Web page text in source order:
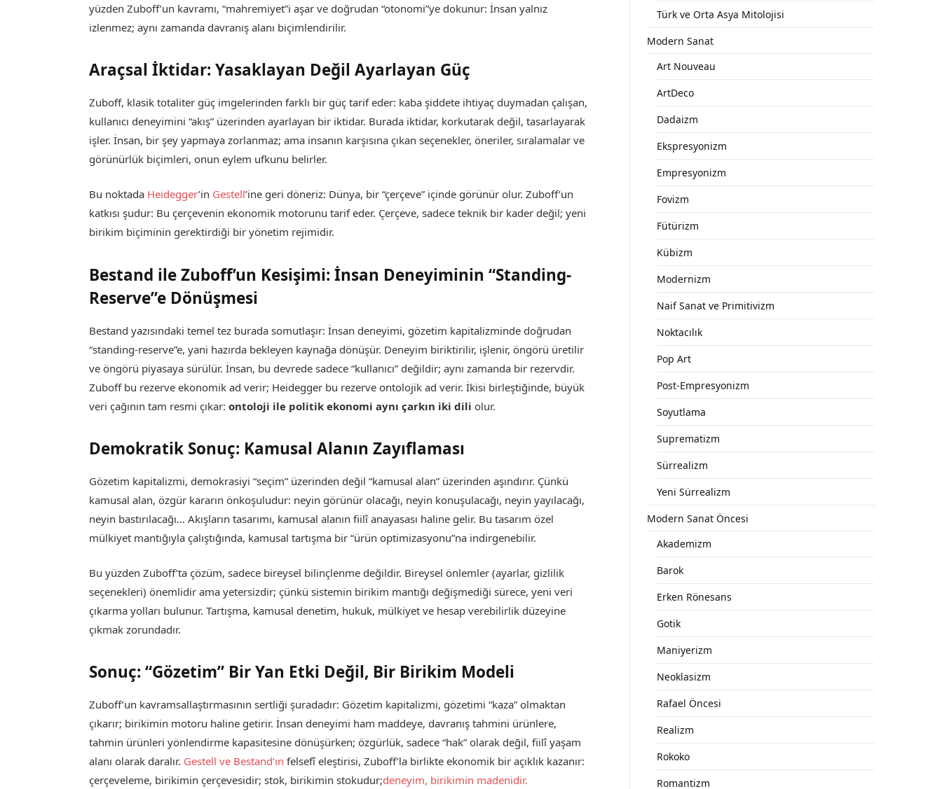
yüzden Zuboff’un kavramı, “mahremiyet”i aşar ve doğrudan “otonomi”ye dokunur: İnsan yalnız
izlenmez; aynı zamanda davranış alanı biçimlendirilir.
Araçsal İktidar: Yasaklayan Değil Ayarlayan Güç
Zuboff, klasik totaliter güç imgelerinden farklı bir güç tarif eder: kaba şiddete ihtiyaç duymadan çalışan,
kullanıcı deneyimini “akış” üzerinden ayarlayan bir iktidar. Burada iktidar, korkutarak değil, tasarlayarak
işler. İnsan, bir şey yapmaya zorlanmaz; ama insanın karşısına çıkan seçenekler, öneriler, sıralamalar ve
görünürlük biçimleri, onun eylem ufkunu belirler.
Bu noktada Heidegger’in Gestell’ine geri döneriz: Dünya, bir “çerçeve” içinde görünür olur. Zuboff’un
katkısı şudur: Bu çerçevenin ekonomik motorunu tarif eder. Çerçeve, sadece teknik bir kader değil; yeni
birikim biçiminin gerektirdiği bir yönetim rejimidir.
Bestand ile Zuboff’un Kesişimi: İnsan Deneyiminin “Standing-
Reserve”e Dönüşmesi
Bestand yazısındaki temel tez burada somutlaşır: İnsan deneyimi, gözetim kapitalizminde doğrudan
“standing-reserve”e, yani hazırda bekleyen kaynağa dönüşür. Deneyim biriktirilir, işlenir, öngörü üretilir
ve öngörü piyasaya sürülür. İnsan, bu devrede sadece “kullanıcı” değildir; aynı zamanda bir rezervdir.
Zuboff bu rezerve ekonomik ad verir; Heidegger bu rezerve ontolojik ad verir. İkisi birleştiğinde, büyük
veri çağının tam resmi çıkar:ontoloji ile politik ekonomi aynı çarkın iki dili olur.
Demokratik Sonuç: Kamusal Alanın Zayıflaması
Gözetim kapitalizmi, demokrasiyi “seçim” üzerinden değil “kamusal alan” üzerinden aşındırır. Çünkü
kamusal alan, özgür kararın önkoşuludur: neyin görünür olacağı, neyin konuşulacağı, neyin yayılacağı,
neyin bastırılacağı… Akışların tasarımı, kamusal alanın fiilî anayasası haline gelir. Bu tasarım özel
mülkiyet mantığıyla çalıştığında, kamusal tartışma bir “ürün optimizasyonu”na indirgenebilir.
Bu yüzden Zuboff’ta çözüm, sadece bireysel bilinçlenme değildir. Bireysel önlemler (ayarlar, gizlilik
seçenekleri) önemlidir ama yetersizdir; çünkü sistemin birikim mantığı değişmediği sürece, yeni veri
çıkarma yolları bulunur. Tartışma, kamusal denetim, hukuk, mülkiyet ve hesap verebilirlik düzeyine
çıkmak zorundadır.
Sonuç: “Gözetim” Bir Yan Etki Değil, Bir Birikim Modeli
Zuboff’un kavramsallaştırmasının sertliği şuradadır: Gözetim kapitalizmi, gözetimi “kaza” olmaktan
çıkarır; birikimin motoru haline getirir. İnsan deneyimi ham maddeye, davranış tahmini ürünlere,
tahmin ürünleri yönlendirme kapasitesine dönüşürken; özgürlük, sadece “hak” olarak değil, fiilî yaşam
alanı olarak daralır. Gestell ve Bestand’ın felsefî eleştirisi, Zuboff’la birlikte ekonomik bir açıklık kazanır:
çerçeveleme, birikimin çerçevesidir; stok, birikimin stokudur;deneyim, birikimin madenidir.
Türk ve Orta Asya Mitolojisi
Modern Sanat
Art Nouveau
ArtDeco
Dadaizm
Ekspresyonizm
Empresyonizm
Fovizm
Fütürizm
Kübizm
Modernizm
Naif Sanat ve Primitivizm
Noktacılık
Pop Art
Post-Empresyonizm
Soyutlama
Suprematizm
Sürrealizm
Yeni Sürrealizm
Modern Sanat Öncesi
Akademizm
Barok
Erken Rönesans
Gotik
Maniyerizm
Neoklasizm
Rafael Öncesi
Realizm
Rokoko
Romantizm